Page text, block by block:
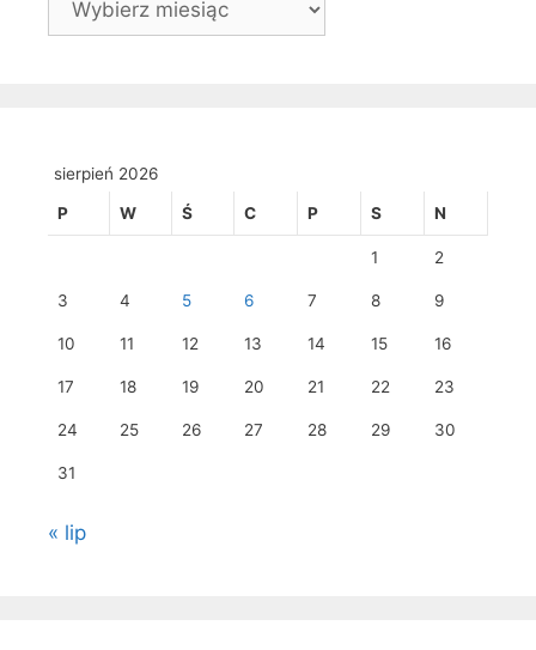
sierpień 2026
P W Ś C P S N
1 2
3 4 5 6 7 8 9
10 11 12 13 14 15 16
17 18 19 20 21 22 23
24 25 26 27 28 29 30
31
« lip